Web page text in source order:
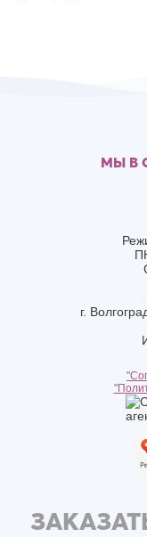
г.
МЫ В